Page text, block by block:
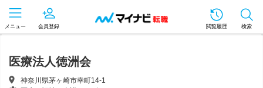
メニュー 会員登録 閲覧履歴 検索
医療法人徳洲会
神奈川県茅ヶ崎市幸町14-1